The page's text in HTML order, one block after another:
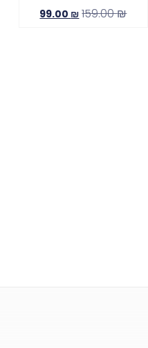
159.00₪
99.00 ₪